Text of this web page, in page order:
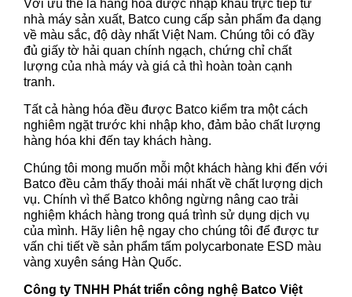
Với ưu thế là hàng hóa được nhập khẩu trực tiếp từ
nhà máy sản xuất, Batco cung cấp sản phẩm đa dạng
về màu sắc, độ dày nhất Việt Nam. Chúng tôi có đầy
đủ giấy tờ hải quan chính ngạch, chứng chỉ chất
lượng của nhà máy và giá cả thì hoàn toàn cạnh
tranh.
Tất cả hàng hóa đều được Batco kiểm tra một cách
nghiêm ngặt trước khi nhập kho, đảm bảo chất lượng
hàng hóa khi đến tay khách hàng.
Chúng tôi mong muốn mỗi một khách hàng khi đến với
Batco đều cảm thấy thoải mái nhất về chất lượng dịch
vụ. Chính vì thế Batco không ngừng nâng cao trải
nghiệm khách hàng trong quá trình sử dụng dịch vụ
của mình. Hãy liên hệ ngay cho chúng tôi để được tư
vấn chi tiết về sản phẩm tấm polycarbonate ESD màu
vàng xuyên sáng Hàn Quốc.
Công ty TNHH Phát triển công nghệ Batco Việt